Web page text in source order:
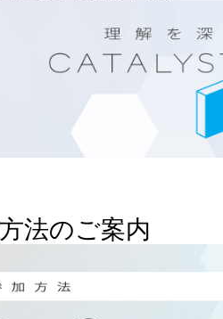
法のご案内